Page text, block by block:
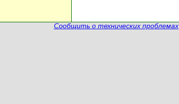
Сообщить о технических проблемах